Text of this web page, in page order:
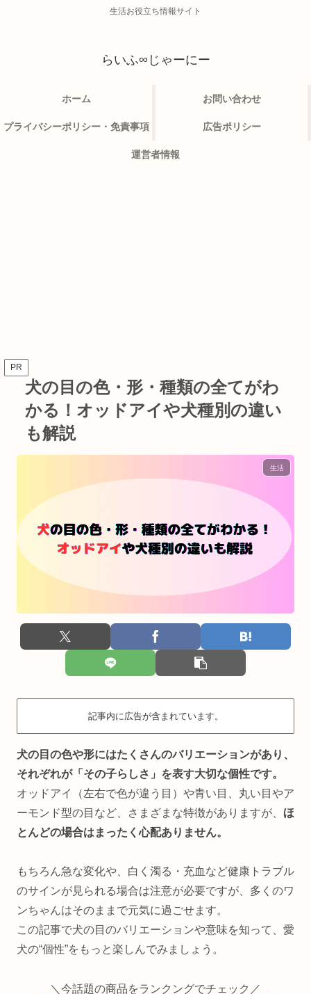
生活お役立ち情報サイト
らいふ∞じゃーにー
ホーム お問い合わせ
プライバシーポリシー・免責事項 広告ポリシー
運営者情報
PR
犬の目の色・形・種類の全てがわ
かる！オッドアイや犬種別の違い
も解説
生活
記事内に広告が含まれています。
犬の目の色や形にはたくさんのバリエーションがあり、
それぞれが「その子らしさ」を表す大切な個性です。
オッドアイ（左右で色が違う目）や青い目、丸い目やア
ーモンド型の目など、さまざまな特徴がありますが、 ほ
とんどの場合はまったく心配ありません。
もちろん急な変化や、白く濁る・充血など健康トラブル
のサインが見られる場合は注意が必要ですが、多くのワ
ンちゃんはそのままで元気に過ごせます。
この記事で犬の目のバリエーションや意味を知って、愛
犬の“個性”をもっと楽しんでみましょう。
＼今話題の商品をランクングでチェック／